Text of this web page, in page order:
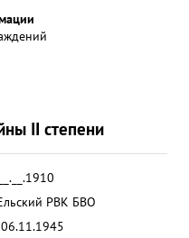
II степени
__.__.1910
РВК БВО
06.11.1945